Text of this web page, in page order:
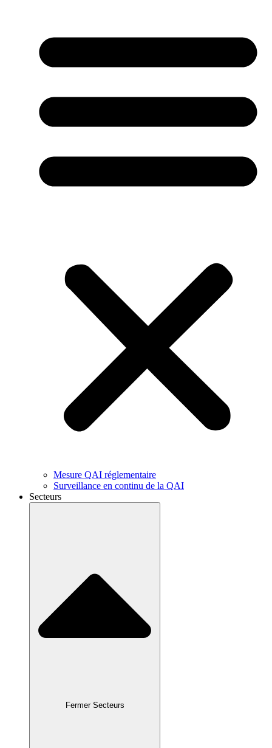
Mesure QAI réglementaire
Surveillance en continu de la QAI
Secteurs
Fermer Secteurs